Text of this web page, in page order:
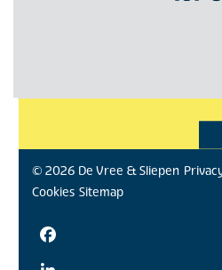
© 2026 De Vree & Sliepen
Cookies Sitemap
Facebook